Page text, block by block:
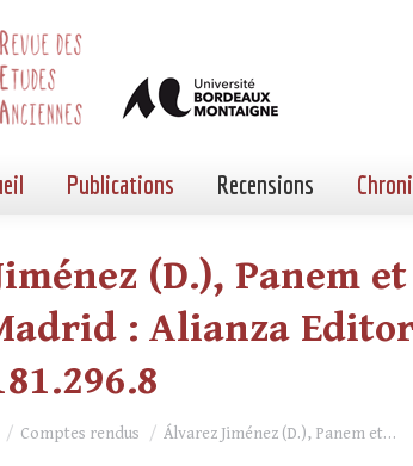
Publications Recensions
(D.), Panem
: Alianza
Comptes rendus Álvarez Jiménez (D.), Panem et…